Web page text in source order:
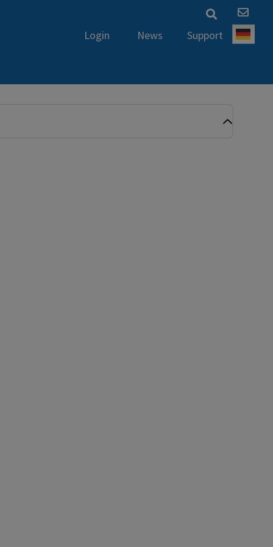
Login News Support